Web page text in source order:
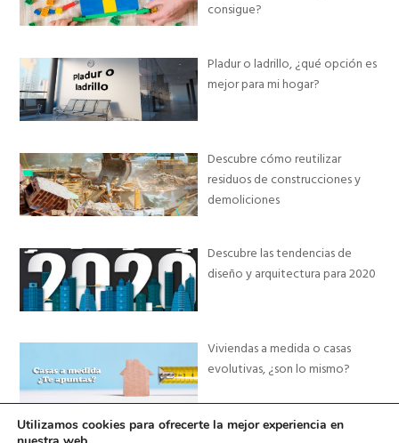
consigue?
Pladur o ladrillo, ¿qué opción es
mejor para mi hogar?
Descubre cómo reutilizar
residuos de construcciones y
demoliciones
Descubre las tendencias de
diseño y arquitectura para 2020
Viviendas a medida o casas
evolutivas, ¿son lo mismo?
Utilizamos cookies para ofrecerte la mejor experiencia en